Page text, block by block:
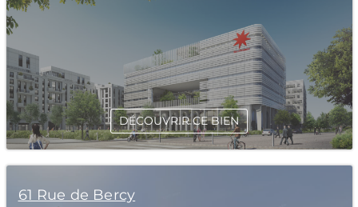
DÉCOUVRIR CE BIEN
61 Rue de Bercy